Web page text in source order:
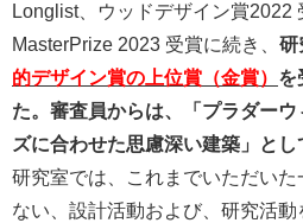
Longlist、ウッドデザイン賞2022
MasterPrize 2023 受賞に続き、 研
的デザイン賞の上位賞（金賞） を
た。審査員からは、「 プラダー
ズに合わせた思慮深い建築 」と
研究室では、これまでいただい
ない、設計活動および、研究活